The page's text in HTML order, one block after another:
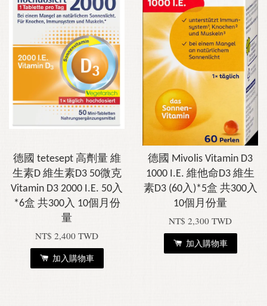
德國 tetesept 高劑量 維
生素D 維生素D3 50微克
Vitamin D3 2000 I.E. 50入
*6盒 共300入 10個月份
量
NT$ 2,400 TWD
加入購物車
德國 Mivolis Vitamin D3
1000 I.E. 維他命D3 維生
素D3 (60入)*5盒 共300入
10個月份量
NT$ 2,300 TWD
加入購物車